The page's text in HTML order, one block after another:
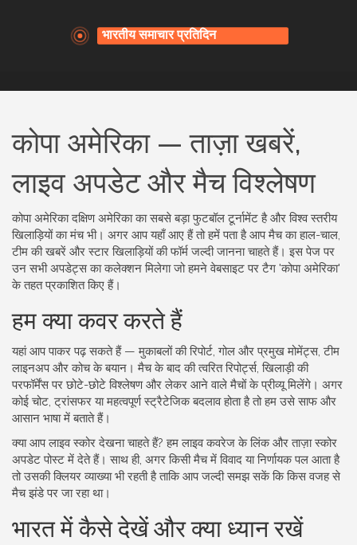
कोपा अमेरिका — ताज़ा खबरें,
लाइव अपडेट और मैच विश्लेषण
कोपा अमेरिका दक्षिण अमेरिका का सबसे बड़ा फुटबॉल टूर्नामेंट है और विश्व स्तरीय
खिलाड़ियों का मंच भी। अगर आप यहाँ आए हैं तो हमें पता है आप मैच का हाल-चाल,
टीम की खबरें और स्टार खिलाड़ियों की फॉर्म जल्दी जानना चाहते हैं। इस पेज पर
उन सभी अपडेट्स का कलेक्शन मिलेगा जो हमने वेबसाइट पर टैग 'कोपा अमेरिका'
के तहत प्रकाशित किए हैं।
हम क्या कवर करते हैं
यहां आप पाकर पढ़ सकते हैं — मुकाबलों की रिपोर्ट, गोल और प्रमुख मोमेंट्स, टीम
लाइनअप और कोच के बयान। मैच के बाद की त्वरित रिपोर्ट्स, खिलाड़ी की
परफॉर्मेंस पर छोटे-छोटे विश्लेषण और लेकर आने वाले मैचों के प्रीव्यू मिलेंगे। अगर
कोई चोट, ट्रांसफर या महत्वपूर्ण स्ट्रैटेजिक बदलाव होता है तो हम उसे साफ और
आसान भाषा में बताते हैं।
क्या आप लाइव स्कोर देखना चाहते हैं? हम लाइव कवरेज के लिंक और ताज़ा स्कोर
अपडेट पोस्ट में देते हैं। साथ ही, अगर किसी मैच में विवाद या निर्णायक पल आता है
तो उसकी क्लियर व्याख्या भी रहती है ताकि आप जल्दी समझ सकें कि किस वजह से
मैच झंडे पर जा रहा था।
भारत में कैसे देखें और क्या ध्यान रखें